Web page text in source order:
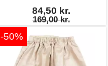
84,50 kr.
169,00 kr.
-50%